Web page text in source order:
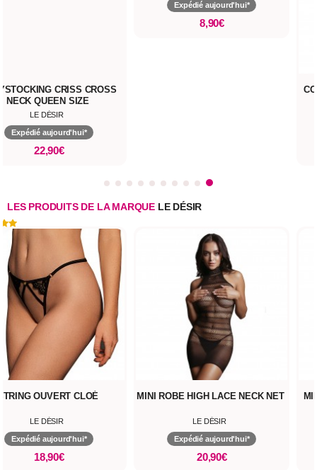
CRISS CROSS
SIZE
aujourd'hui*
Expédié aujourd'hui*
LES PRODUITS DE LA MARQUE LE DÉSIR
OUVERT CLOÉ
LE DÉSIR
Expédié aujourd'hui*
18,90€
MINI ROBE HIGH LACE NECK NET
LE DÉSIR
Expédié aujourd'hui*
20,90€